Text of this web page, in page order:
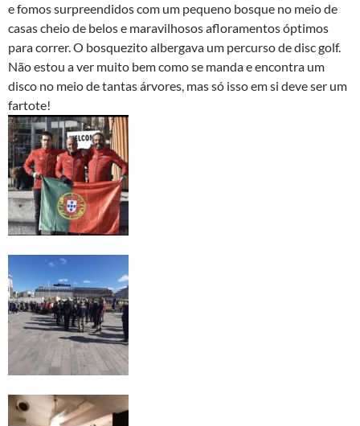
e fomos surpreendidos com um pequeno bosque no meio de
casas cheio de belos e maravilhosos afloramentos óptimos
para correr. O bosquezito albergava um percurso de disc golf.
Não estou a ver muito bem como se manda e encontra um
disco no meio de tantas árvores, mas só isso em si deve ser um
fartote!